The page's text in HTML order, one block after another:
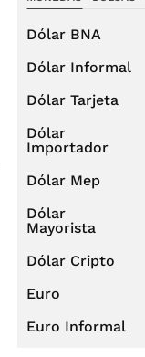
Dólar BNA
Dólar Informal
Dólar Tarjeta
Dólar
Importador
Dólar Mep
Dólar
Mayorista
Dólar Cripto
Euro
Euro Informal